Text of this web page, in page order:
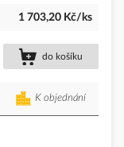
1 703,20 Kč/ks
do košíku
K objednání